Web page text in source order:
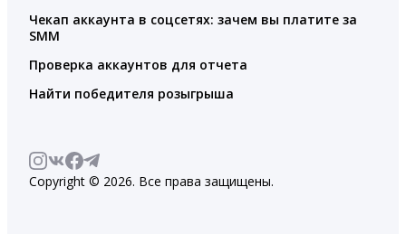
Чекап аккаунта в соцсетях: зачем вы платите за
SMM
Проверка аккаунтов для отчета
Найти победителя розыгрыша
Copyright © 2026. Все права защищены.